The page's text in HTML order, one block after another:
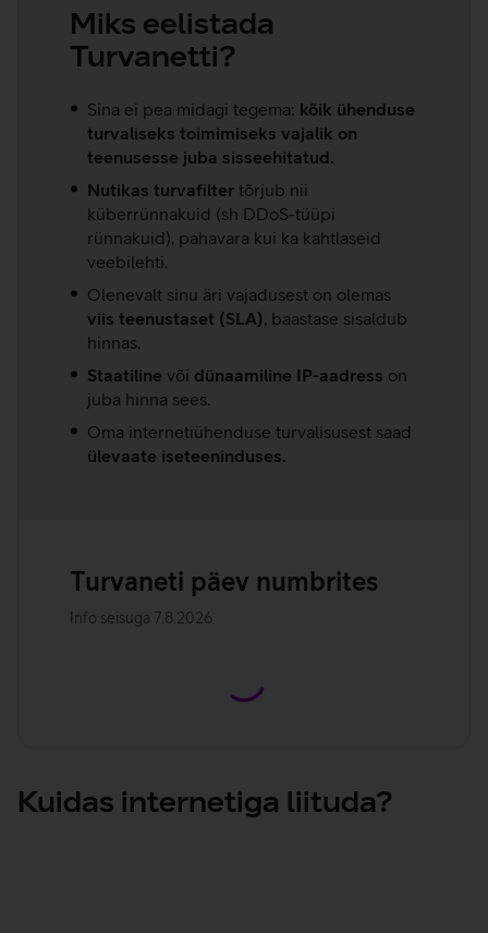
Miks eelistada
Turvanetti?
Sina ei pea midagi tegema: kõik ühenduse
turvaliseks toimimiseks vajalik on
teenusesse juba sisseehitatud.
Nutikas turvafilter tõrjub nii
küberrünnakuid (sh DDoS-tüüpi
rünnakuid), pahavara kui ka kahtlaseid
veebilehti.
Olenevalt sinu äri vajadusest on olemas
viis teenustaset (SLA), baastase sisaldub
hinnas.
Staatiline või dünaamiline IP-aadress on
juba hinna sees.
Oma internetiühenduse turvalisusest saad
ülevaate iseteeninduses.
Turvaneti päev numbrites
Info seisuga 7.8.2026
Kuidas internetiga liituda?